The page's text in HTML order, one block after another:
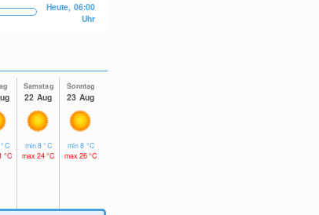
Heute, 06:00
Uhr
°C
°C
Samstag
22 Aug
min8°C
max 24°C
Sonntag
23 Aug
min8 °C
max 26°C